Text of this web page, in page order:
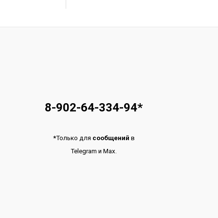
8-902-64-334-94*
*Только для сообщений в
TelegramиMax.